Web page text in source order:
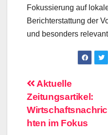
Fokussierung auf
Berichterstattung der
und besonders
Aktuelle
Zeitungsartikel:
Wirtschaftsnachric
hten im Fokus